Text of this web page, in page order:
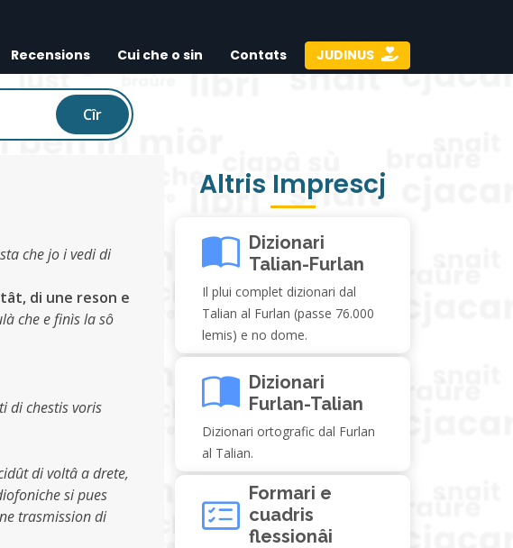
Recensions Cui che o sin Contats JUDINUS
Cîr
che jo i vedi di
di une reson e
che e finìs la sô
di chestis voris
di voltâ a drete,
si pues
trasmission di
Altris Imprescj
Dizionari
Talian-Furlan
Il plui complet dizionari dal
Talian al Furlan (passe 76.000
lemis) e no dome.
Dizionari
Furlan-Talian
Dizionari ortografic dal Furlan
al Talian.
Formari e
cuadris
flessionâi